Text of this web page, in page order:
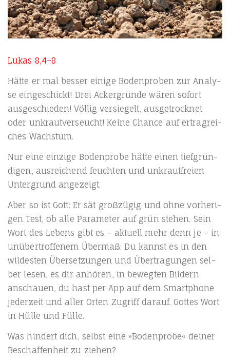
Lukas 8,4–8
Hät­te er mal bes­ser eini­ge Boden­pro­ben zur Ana­ly­
se ein­ge­schickt! Drei Acker­grün­de wären sofort
aus­ge­schie­den! Völ­lig ver­sie­gelt, aus­ge­trock­net
oder unkraut­ver­seucht! Kei­ne Chan­ce auf ertrag­rei­
ches Wachstum.
Nur eine ein­zi­ge Boden­pro­be hät­te einen tief­grün­
di­gen, aus­rei­chend feuch­ten und unkraut­frei­en
Unter­grund angezeigt.
Aber so ist Gott: Er sät groß­zü­gig und ohne vor­he­ri­
gen Test, ob alle Para­me­ter auf grün ste­hen. Sein
Wort des Lebens gibt es – aktu­ell mehr denn je – in
unüber­trof­fe­nem Über­maß: Du kannst es in den
wil­des­ten Über­set­zun­gen und Über­tra­gun­gen sel­
ber lesen, es dir anhö­ren, in beweg­ten Bil­dern
anschau­en, du hast per App auf dem Smart­phone
jeder­zeit und aller Orten Zugriff dar­auf. Got­tes Wort
in Hül­le und Fülle.
Was hin­dert dich, selbst eine »Boden­pro­be« dei­ner
Beschaf­fen­heit zu ziehen?